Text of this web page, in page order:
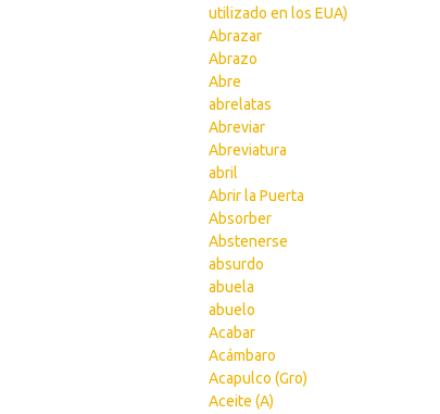
utilizado en los EUA)
Abrazar
Abrazo
Abre
abrelatas
Abreviar
Abreviatura
abril
Abrir la Puerta
Absorber
Abstenerse
absurdo
abuela
abuelo
Acabar
Acámbaro
Acapulco (Gro)
Aceite (A)